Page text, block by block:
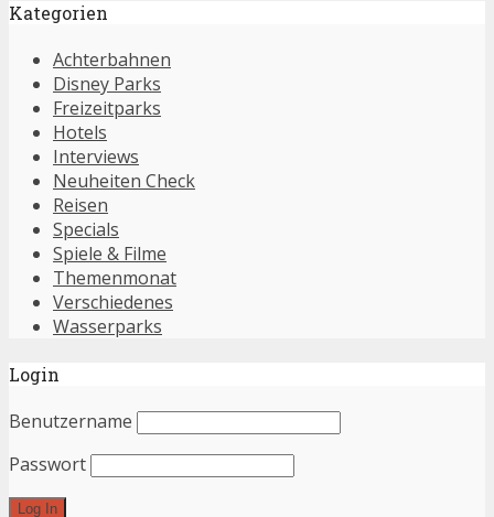
Kategorien
Achterbahnen
Disney Parks
Freizeitparks
Hotels
Interviews
Neuheiten Check
Reisen
Specials
Spiele & Filme
Themenmonat
Verschiedenes
Wasserparks
Login
Benutzername
Passwort